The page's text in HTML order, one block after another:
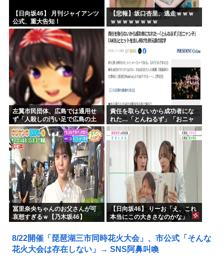
【日向坂46】 月刊ジャイアンツ
公式、重大告知！
【悲報】坂口杏里、逃走ｗｗｗ
ｗｗｗｗｗｗｗｗ
左翼市民団体、広島では通用せ
ず「人殺しの汚い足で広島の土
を踏むな！」→広島県民「お前
らの方が汚いんじゃ！」「ワシ
らが広島県民じゃ」
責任を取らないから成功者にな
れた…「とんねるず」「おニャ
ン子」「AKB」とヒットを出し
続けた秋元康の哲学！！！
冨里奈央ちゃんのお父さんが可
哀想すぎるｗ【乃木坂46】
【日向坂46】 りーお「え、これ
本当にこの大きさなのかな」
8/22開催「琵琶湖三市同時花火大会」、市公式「そんな
花火大会は存在しない」→ SNS阿鼻叫喚